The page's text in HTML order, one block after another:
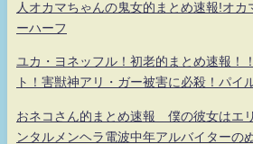
人オカマちゃんの鬼女的まとめ速報!オ
ーハーフ
ユカ・ヨネッフル！初老的まとめ速報！
ト！害獣神アリ・ガー被害に必殺！パイ
おネコさん的まとめ速報 僕の彼女はエ
ンタルメンヘラ電波中年アルバイターの